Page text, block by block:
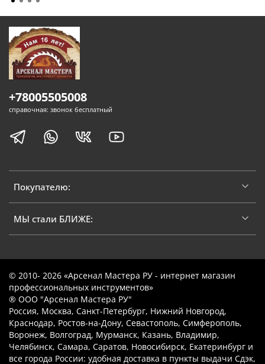
Покупателю:
МЫ стали БЛИЖЕ:
+78005505008
справочная: звонок бесплатный
© 2010- 2026 «Арсенал Мастера РУ - интернет магазин
профессиональных инструментов»
® ООО "Арсенал Мастера РУ"
Россия, Москва, Санкт-Петербург, Нижний Новгород,
Краснодар, Ростов-на-Дону, Севастополь, Симферополь,
Воронеж, Волгоград, Мурманск, Казань, Владимир,
Челябинск, Самара, Саратов, Новосибирск, Екатеринбург и
все города России: удобная доставка в пункты выдачи Сдэк,